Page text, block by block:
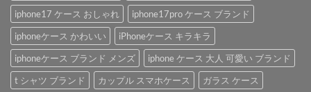
iphone17 ケース おしゃれ
iphone17pro ケース ブランド
iphoneケース かわいい
iPhoneケース キラキラ
iphoneケース ブランド メンズ
iphone ケース 大人 可愛い ブランド
t シャツ ブランド
カップル スマホケース
ガラス ケース